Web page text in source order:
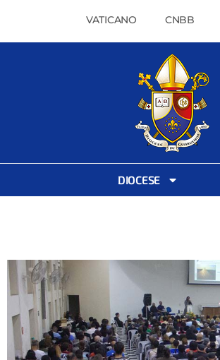
VATICANO CNBB
DIOCESE